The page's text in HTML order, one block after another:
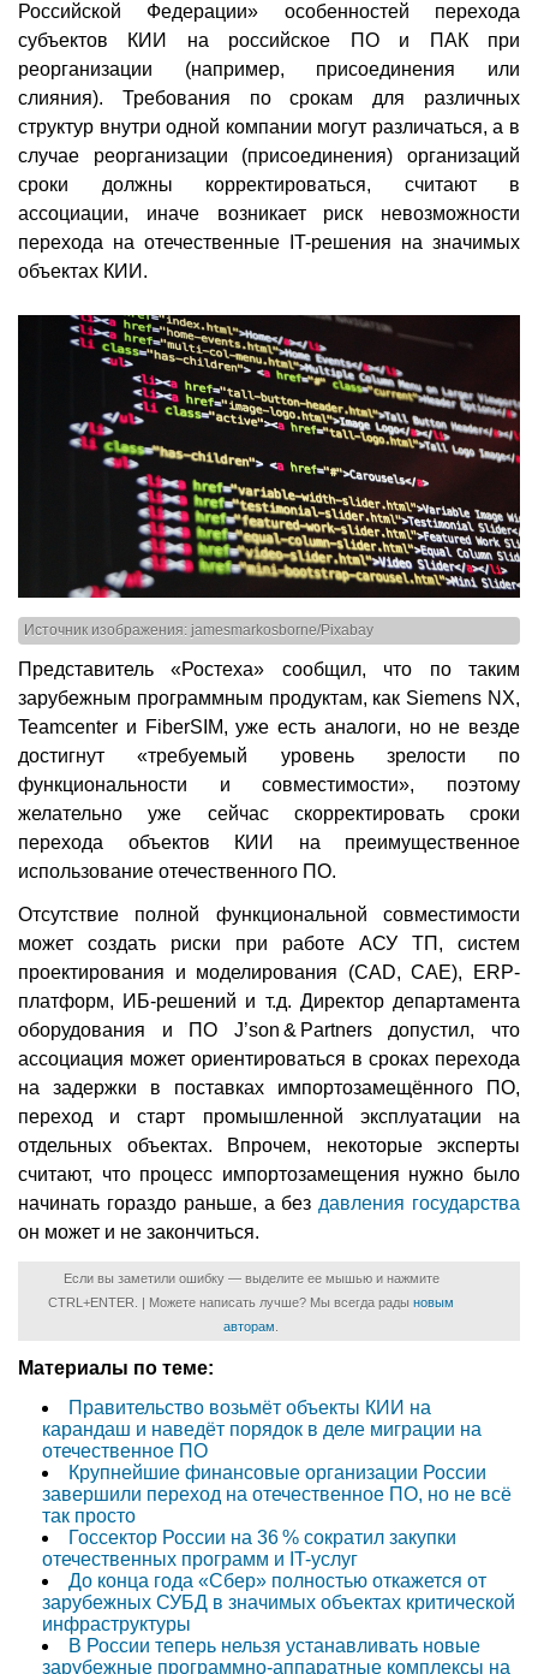
Российской Федерации» особенностей перехода
субъектов КИИ на российское ПО и ПАК при
реорганизации (например, присоединения или
слияния). Требования по срокам для различных
структур внутри одной компании могут различаться, а в
случае реорганизации (присоединения) организаций
сроки должны корректироваться, считают в
ассоциации, иначе возникает риск невозможности
перехода на отечественные IT-решения на значимых
объектах КИИ.
Источник изображения: jamesmarkosborne/Pixabay
Представитель «Ростеха» сообщил, что по таким
зарубежным программным продуктам, как Siemens NX,
Teamcenter и FiberSIM, уже есть аналоги, но не везде
достигнут «требуемый уровень зрелости по
функциональности и совместимости», поэтому
желательно уже сейчас скорректировать сроки
перехода объектов КИИ на преимущественное
использование отечественного ПО.
Отсутствие полной функциональной совместимости
может создать риски при работе АСУ ТП, систем
проектирования и моделирования (CAD, CAE), ERP-
платформ, ИБ-решений и т.д. Директор департамента
оборудования и ПО J’son & Partners допустил, что
ассоциация может ориентироваться в сроках перехода
на задержки в поставках импортозамещённого ПО,
переход и старт промышленной эксплуатации на
отдельных объектах. Впрочем, некоторые эксперты
считают, что процесс импортозамещения нужно было
начинать гораздо раньше, а без давления государства
он может и не закончиться.
Если вы заметили ошибку — выделите ее мышью и нажмите
CTRL+ENTER. | Можете написать лучше? Мы всегда рады новым
авторам
Материалы по теме:
Правительство возьмёт объекты КИИ на
карандаш и наведёт порядок в деле миграции на
отечественное ПО
Крупнейшие финансовые организации России
завершили переход на отечественное ПО, но не всё
так просто
Госсектор России на 36 % сократил закупки
отечественных программ и IT-услуг
До конца года «Сбер» полностью откажется от
зарубежных СУБД в значимых объектах критической
инфраструктуры
В России теперь нельзя устанавливать новые
зарубежные программно-аппаратные комплексы на